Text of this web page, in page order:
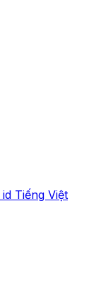
id Tiếng Việt